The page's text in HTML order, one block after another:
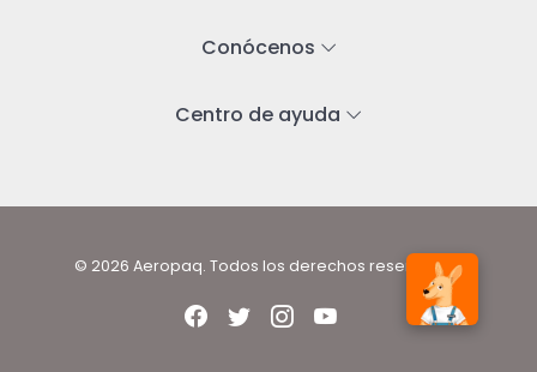
Conócenos
Centro de ayuda
© 2026 Aeropaq. Todos los derechos reservados.